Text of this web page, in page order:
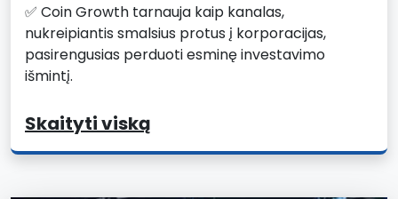
✅ Coin Growth tarnauja kaip kanalas,
nukreipiantis smalsius protus į korporacijas,
pasirengusias perduoti esminę investavimo
išmintį.
Skaityti viską